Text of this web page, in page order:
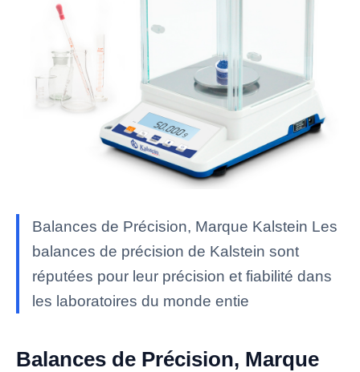
Balances de Précision, Marque Kalstein Les
balances de précision de Kalstein sont
réputées pour leur précision et fiabilité dans
les laboratoires du monde entie
Balances de Précision, Marque